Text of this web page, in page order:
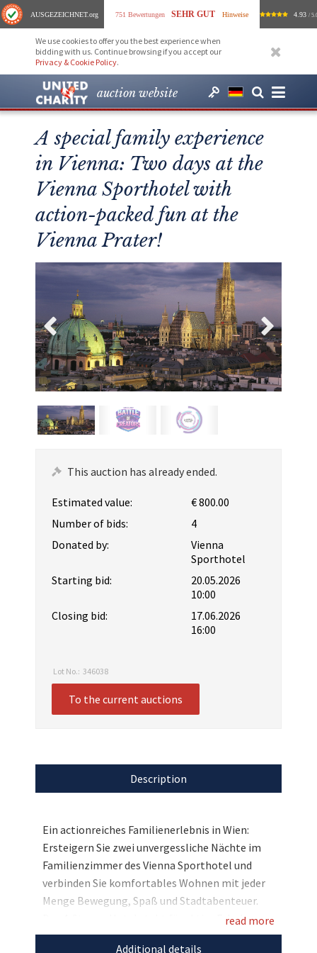
AUSGEZEICHNET.org 751 Bewertungen SEHR GUT Hinweise 4.93 /
We use cookies to offer you the best experience when
bidding with us. Continue browsing if you accept our
Privacy & Cookie Policy.
auction website
A special family experience
in Vienna: Two days at the
Vienna Sporthotel with
action-packed fun at the
Vienna Prater!
This auction has already ended.
Estimated value:
€ 800.00
Number of bids:
4
Donated by:
Vienna
Sporthotel
Starting bid:
20.05.2026
10:00
Closing bid:
17.06.2026
16:00
Lot No.: 346038
To the current auctions
Description
Ein actionreiches Familienerlebnis in Wien:
Ersteigern Sie zwei unvergessliche Nächte im
Familienzimmer des Vienna Sporthotel und
verbinden Sie komfortables Wohnen mit jeder
Menge Bewegung, Spaß und Stadtabenteuer.
Das 4-Sterne-Hotel steht für aktive Erholung
und modernen Lifestyle: Outdoor-Pool, Sauna,
read more
Additional details